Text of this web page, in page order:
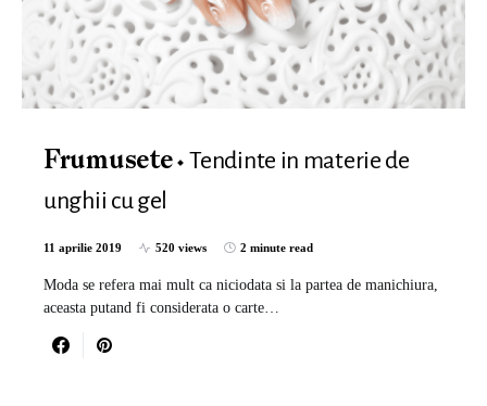
Frumusete
Tendinte in materie de
unghii cu gel
11 aprilie 2019 520 views 2 minute read
Moda se refera mai mult ca niciodata si la partea de manichiura,
aceasta putand fi considerata o carte…